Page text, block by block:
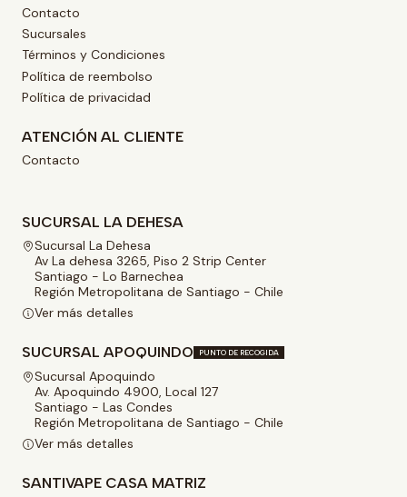
Contacto
Sucursales
Términos y Condiciones
Política de reembolso
Política de privacidad
ATENCIÓN AL CLIENTE
Contacto
SUCURSAL LA DEHESA
Sucursal La Dehesa
Av La dehesa 3265, Piso 2 Strip Center
Santiago - Lo Barnechea
Región Metropolitana de Santiago - Chile
Ver más detalles
SUCURSAL APOQUINDO PUNTO DE RECOGIDA
Sucursal Apoquindo
Av. Apoquindo 4900, Local 127
Santiago - Las Condes
Región Metropolitana de Santiago - Chile
Ver más detalles
SANTIVAPE CASA MATRIZ